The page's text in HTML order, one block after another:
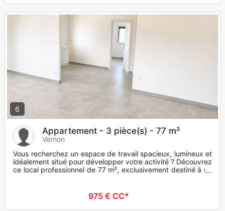
6
Appartement - 3 pièce(s) - 77 m²
Vernon
Vous recherchez un espace de travail spacieux, lumineux et
idéalement situé pour développer votre activité ? Découvrez
ce local professionnel de 77 m², exclusivement destiné à un
975 € CC*